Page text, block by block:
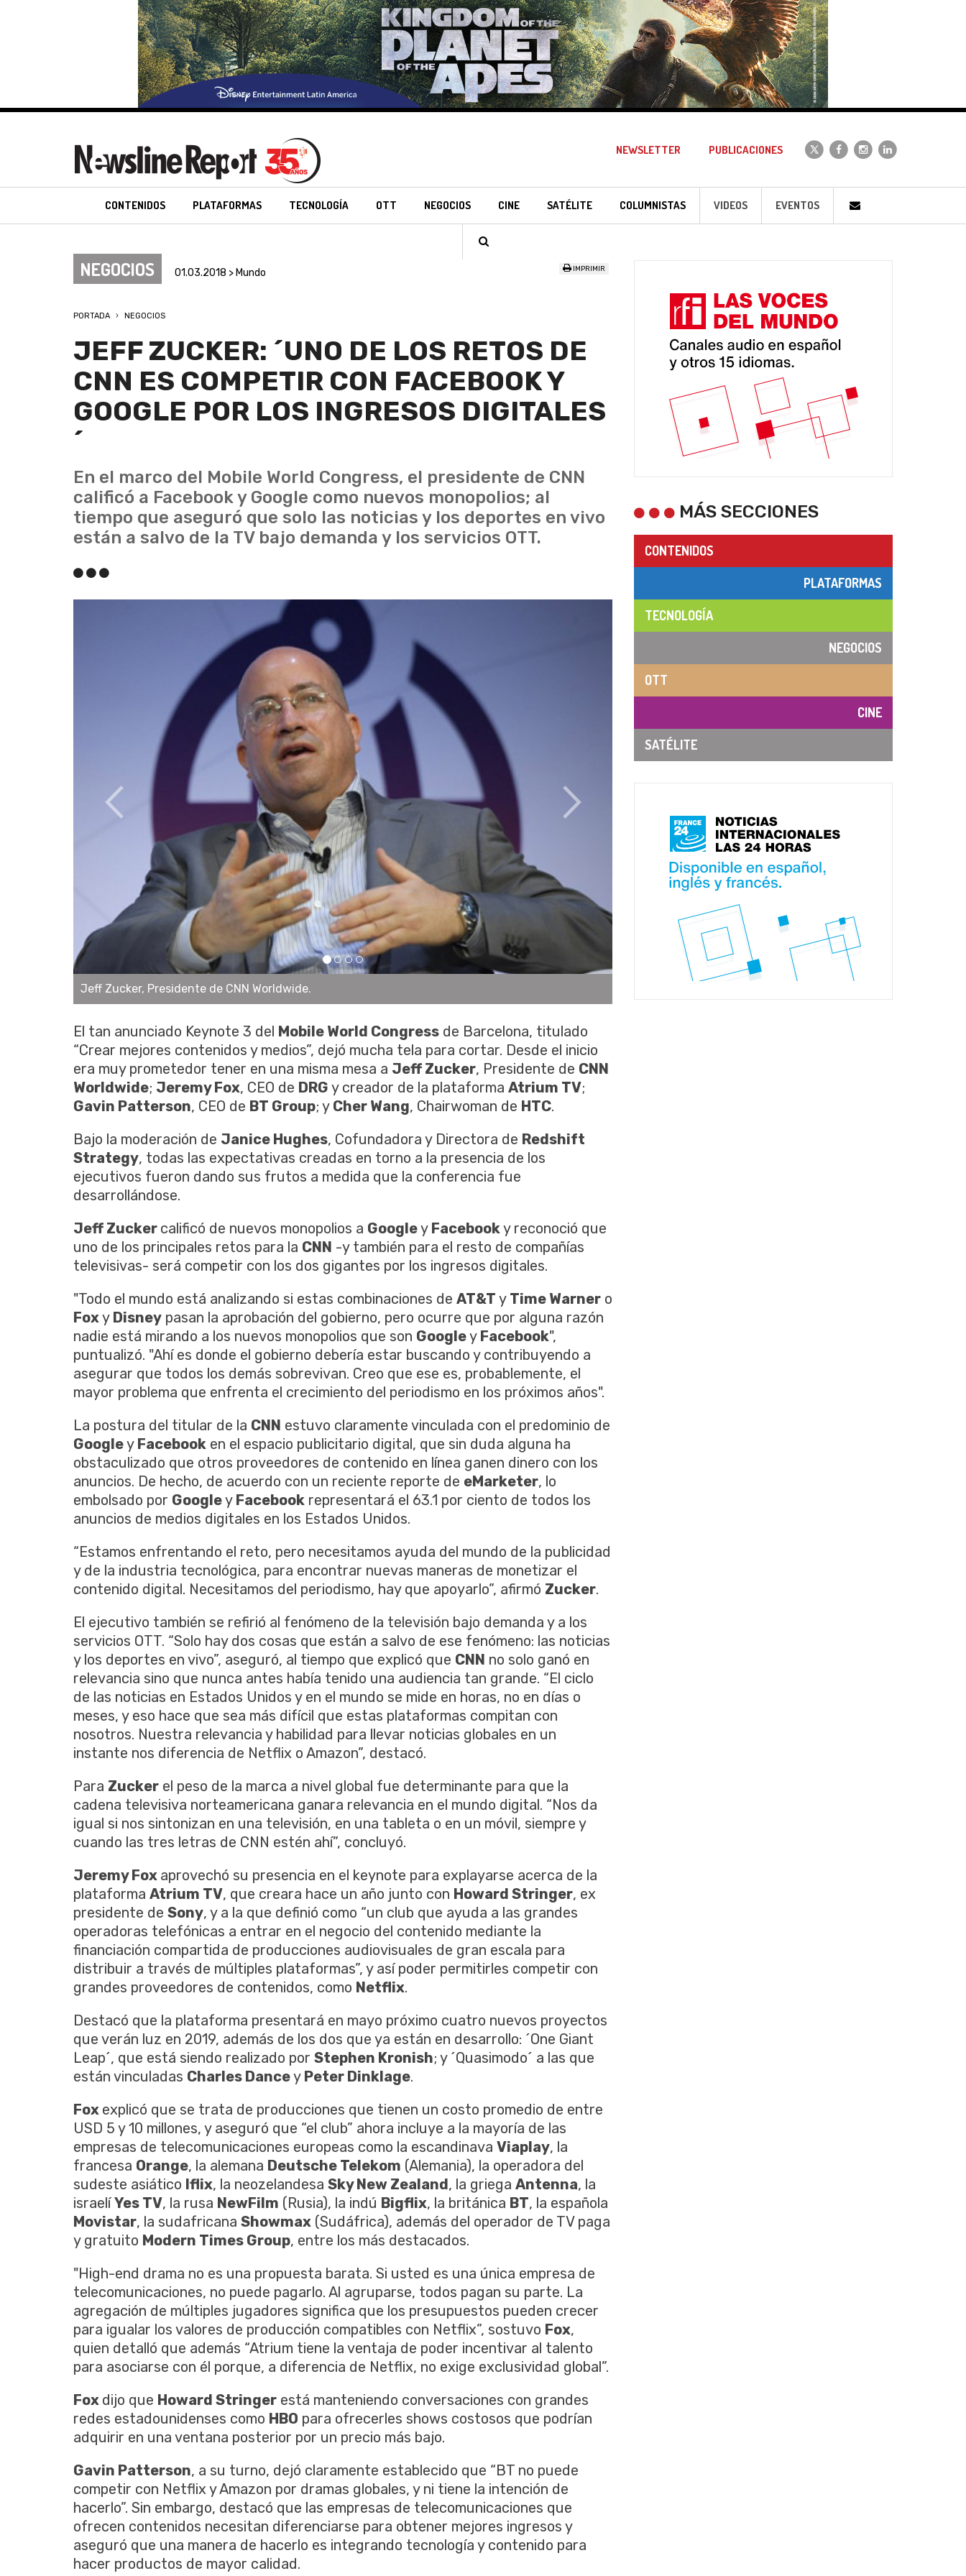
NEWSLETTER PUBLICACIONES
CONTENIDOS PLATAFORMAS TECNOLOGÍA OTT NEGOCIOS CINE SATÉLITE COLUMNISTAS VIDEOS EVENTOS
NEGOCIOS 01.03.2018 > Mundo IMPRIMIR
PORTADA NEGOCIOS
JEFF ZUCKER: ´UNO DE LOS RETOS DE
CNN ES COMPETIR CON FACEBOOK Y
GOOGLE POR LOS INGRESOS DIGITALES
´
En el marco del Mobile World Congress, el presidente de CNN
calificó a Facebook y Google como nuevos monopolios; al
tiempo que aseguró que solo las noticias y los deportes en vivo
están a salvo de la TV bajo demanda y los servicios OTT.
Jeremy Fox, CEO de DRG y CO-creador de la plataforma Atrium TV
El tan anunciado Keynote 3 del Mobile World Congress de Barcelona, titulado
“Crear mejores contenidos y medios”, dejó mucha tela para cortar. Desde el inicio
era muy prometedor tener en una misma mesa a Jeff Zucker, Presidente de CNN
Worldwide; Jeremy Fox, CEO de DRG y creador de la plataforma Atrium TV;
Gavin Patterson, CEO de BT Group; y Cher Wang, Chairwoman de HTC.
Bajo la moderación de Janice Hughes, Cofundadora y Directora de Redshift
Strategy, todas las expectativas creadas en torno a la presencia de los
ejecutivos fueron dando sus frutos a medida que la conferencia fue
desarrollándose.
Jeff Zucker calificó de nuevos monopolios a Googley Facebook y reconoció que
uno de los principales retos para la CNN -y también para el resto de compañías
televisivas- será competir con los dos gigantes por los ingresos digitales.
"Todo el mundo está analizando si estas combinaciones de AT&T y Time Warner o
Fox y Disney pasan la aprobación del gobierno, pero ocurre que por alguna razón
nadie está mirando a los nuevos monopolios que son Googley Facebook",
puntualizó. "Ahí es donde el gobierno debería estar buscando y contribuyendo a
asegurar que todos los demás sobrevivan. Creo que ese es, probablemente, el
mayor problema que enfrenta el crecimiento del periodismo en los próximos años".
La postura del titular de la CNN estuvo claramente vinculada con el predominio de
Googley Facebook en el espacio publicitario digital, que sin duda alguna ha
obstaculizado que otros proveedores de contenido en línea ganen dinero con los
anuncios. De hecho, de acuerdo con un reciente reporte de eMarketer, lo
embolsado por Googley Facebook representará el 63.1 por ciento de todos los
anuncios de medios digitales en los Estados Unidos.
“Estamos enfrentando el reto, pero necesitamos ayuda del mundo de la publicidad
y de la industria tecnológica, para encontrar nuevas maneras de monetizar el
contenido digital. Necesitamos del periodismo, hay que apoyarlo”, afirmó Zucker.
El ejecutivo también se refirió al fenómeno de la televisión bajo demanda y a los
servicios OTT. “Solo hay dos cosas que están a salvo de ese fenómeno: las noticias
y los deportes en vivo”, aseguró, al tiempo que explicó que CNN no solo ganó en
relevancia sino que nunca antes había tenido una audiencia tan grande. “El ciclo
de las noticias en Estados Unidos y en el mundo se mide en horas, no en días o
meses, y eso hace que sea más difícil que estas plataformas compitan con
nosotros. Nuestra relevancia y habilidad para llevar noticias globales en un
instante nos diferencia de Netflix o Amazon”, destacó.
Para Zucker el peso de la marca a nivel global fue determinante para que la
cadena televisiva norteamericana ganara relevancia en el mundo digital. “Nos da
igual si nos sintonizan en una televisión, en una tableta o en un móvil, siempre y
cuando las tres letras de CNN estén ahí”, concluyó.
Jeremy Fox aprovechó su presencia en el keynote para explayarse acerca de la
plataforma Atrium TV, que creara hace un año junto con Howard Stringer, ex
presidente de Sony, y a la que definió como “un club que ayuda a las grandes
operadoras telefónicas a entrar en el negocio del contenido mediante la
financiación compartida de producciones audiovisuales de gran escala para
distribuir a través de múltiples plataformas”, y así poder permitirles competir con
grandes proveedores de contenidos, como Netflix.
Destacó que la plataforma presentará en mayo próximo cuatro nuevos proyectos
que verán luz en 2019, además de los dos que ya están en desarrollo: ´One Giant
Leap´, que está siendo realizado por Stephen Kronish; y ´Quasimodo´ a las que
están vinculadas Charles Dancey Peter Dinklage.
Fox explicó que se trata de producciones que tienen un costo promedio de entre
USD 5 y 10 millones, y aseguró que “el club” ahora incluye a la mayoría de las
empresas de telecomunicaciones europeas como la escandinava Viaplay, la
francesa Orange, la alemana Deutsche Telekom (Alemania), la operadora del
sudeste asiático Iflix, la neozelandesa Sky New Zealand, la griega Antenna, la
israelíYes TV, la rusa NewFilm (Rusia), la indú Bigflix, la británica BT, la española
Movistar, la sudafricana Showmax (Sudáfrica), además del operador de TV paga
y gratuito Modern Times Group, entre los más destacados.
"High-end drama no es una propuesta barata. Si usted es una única empresa de
telecomunicaciones, no puede pagarlo. Al agruparse, todos pagan su parte. La
agregación de múltiples jugadores significa que los presupuestos pueden crecer
para igualar los valores de producción compatibles con Netflix”, sostuvo Fox,
quien detalló que además “Atrium tiene la ventaja de poder incentivar al talento
para asociarse con él porque, a diferencia de Netflix, no exige exclusividad global”.
Fox dijo que Howard Stringer está manteniendo conversaciones con grandes
redes estadounidenses como HBO para ofrecerles shows costosos que podrían
adquirir en una ventana posterior por un precio más bajo.
Gavin Patterson, a su turno, dejó claramente establecido que “BT no puede
competir con Netflix y Amazon por dramas globales, y ni tiene la intención de
hacerlo”. Sin embargo, destacó que las empresas de telecomunicaciones que
ofrecen contenidos necesitan diferenciarse para obtener mejores ingresos y
aseguró que una manera de hacerlo es integrando tecnología y contenido para
hacer productos de mayor calidad.
MÁS SECCIONES
CONTENIDOS
PLATAFORMAS
TECNOLOGÍA
NEGOCIOS
OTT
CINE
SATÉLITE